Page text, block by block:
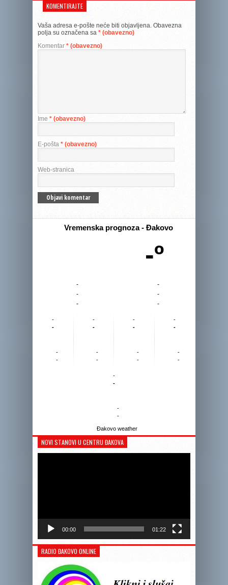
KOMENTIRAJTE
Vaša adresa e-pošte neće biti objavljena. Obavezna
polja su označena sa * (obavezno)
Komentar * (obavezno)
Ime * (obavezno)
E-pošta * (obavezno)
Web-stranica
Vremenska prognoza - Đakovo
-º
-
-
-
-
-
-
-
-
-
-
-
-
-
-
-
-
-
-
-
-
-
-
-
-
-
-
Đakovo weather
NOVI STANOVI U CENTRU ĐAKOVA
00:00 01:22
RADIO ĐAKOVO ONLINE